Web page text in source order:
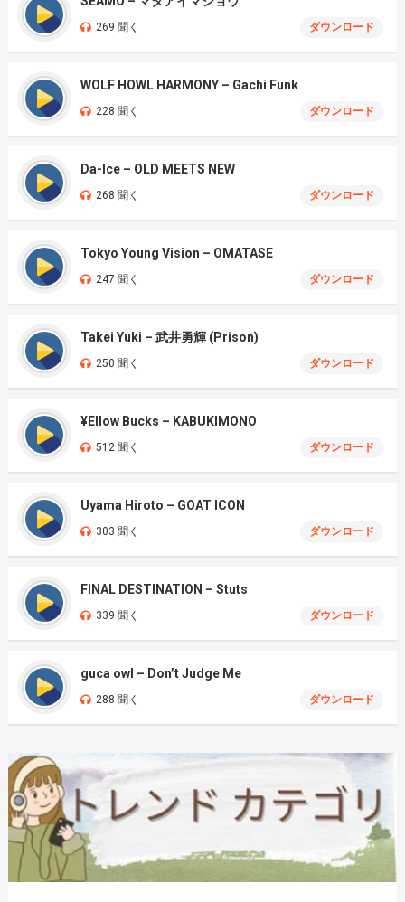
269 聞く ダウンロード
WOLF HOWL HARMONY – Gachi Funk
228 聞く ダウンロード
Da-Ice – OLD MEETS NEW
268 聞く ダウンロード
Tokyo Young Vision – OMATASE
247 聞く ダウンロード
Takei Yuki – 武井勇輝 (Prison)
250 聞く ダウンロード
¥Ellow Bucks – KABUKIMONO
512 聞く ダウンロード
Uyama Hiroto – GOAT ICON
303 聞く ダウンロード
FINAL DESTINATION – Stuts
339 聞く ダウンロード
guca owl – Don’t Judge Me
288 聞く ダウンロード